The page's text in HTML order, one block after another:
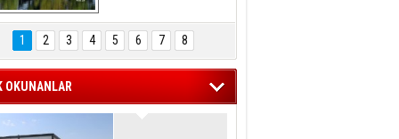
Hasan Eser'in
Objektifinden
1 2 3 4 5 6 7 8
OKUNANLAR